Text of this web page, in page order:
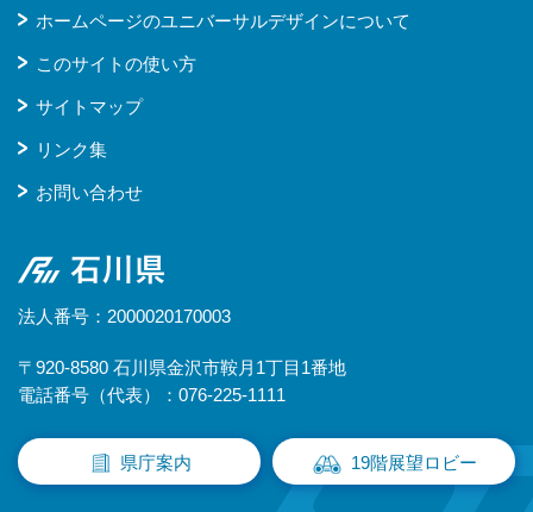
ホームページのユニバーサルデザインについて
このサイトの使い方
サイトマップ
リンク集
お問い合わせ
石川県
法人番号：2000020170003
〒920-8580 石川県金沢市鞍月1丁目1番地
電話番号（代表）：076-225-1111
県庁案内 19階展望ロビー